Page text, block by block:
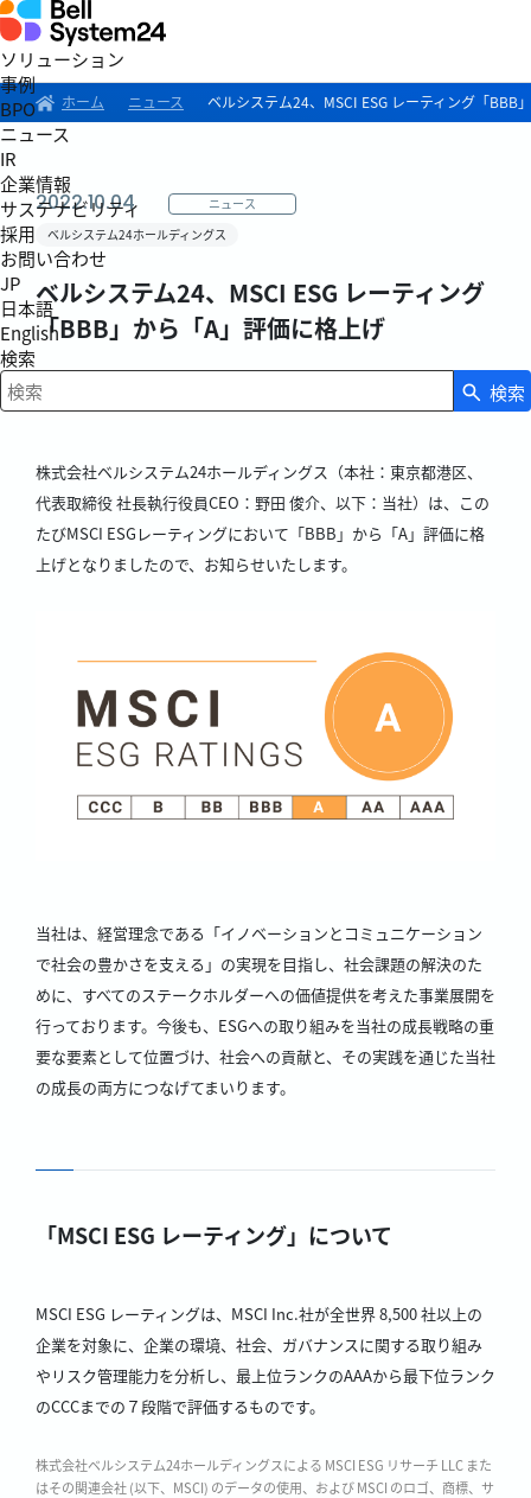
ソリューション
事例
BPO
ニュース
IR
企業情報
サステナビリティ
採用
お問い合わせ
JP
日本語
English
検索
検索キーワード入力
検索
ホーム ニュース ベルシステム24、MSCI ESG レーティング「BBB
2022.10.04
ニュース
ベルシステム24ホールディングス
ベルシステム24、MSCI ESG レーティング
「BBB」から「A」評価に格上げ
株式会社ベルシステム24ホールディングス（本社：東京都港区、
代表取締役 社長執行役員CEO：野田 俊介、以下：当社）は、この
たびMSCI ESGレーティングにおいて「BBB」から「A」評価に格
上げとなりましたので、お知らせいたします。
当社は、経営理念である「イノベーションとコミュニケーション
で社会の豊かさを支える」の実現を目指し、社会課題の解決のた
めに、すべてのステークホルダーへの価値提供を考えた事業展開を
行っております。今後も、ESGへの取り組みを当社の成長戦略の重
要な要素として位置づけ、社会への貢献と、その実践を通じた当社
の成長の両方につなげてまいります。
「MSCI ESG レーティング」について
MSCI ESG レーティングは、MSCI Inc.社が全世界 8,500 社以上の
企業を対象に、企業の環境、社会、ガバナンスに関する取り組み
やリスク管理能力を分析し、最上位ランクのAAAから最下位ランク
のCCCまでの７段階で評価するものです。
株式会社ベルシステム24ホールディングスによる MSCI ESG リサーチ LLC また
はその関連会社 (以下、MSCI) のデータの使用、および MSCI のロゴ、商標、サ